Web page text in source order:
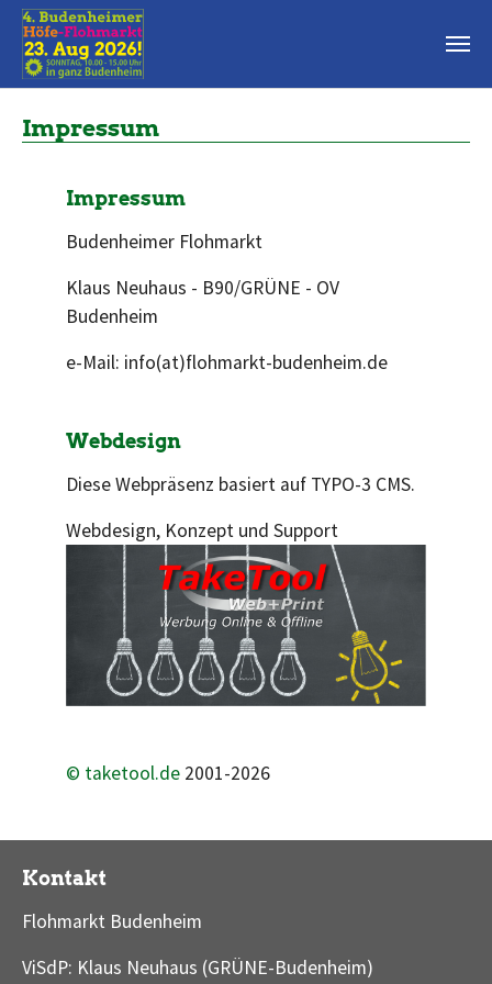
Impressum
Impressum
Budenheimer Flohmarkt
Klaus Neuhaus - B90/GRÜNE - OV
Budenheim
e-Mail: info(at)flohmarkt-budenheim.de
Webdesign
Diese Webpräsenz basiert auf TYPO-3 CMS.
Webdesign, Konzept und Support
© taketool.de 2001-2026
Kontakt
Flohmarkt Budenheim
ViSdP: Klaus Neuhaus (GRÜNE-Budenheim)